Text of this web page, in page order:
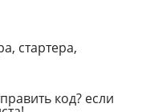
стартера,
код? если